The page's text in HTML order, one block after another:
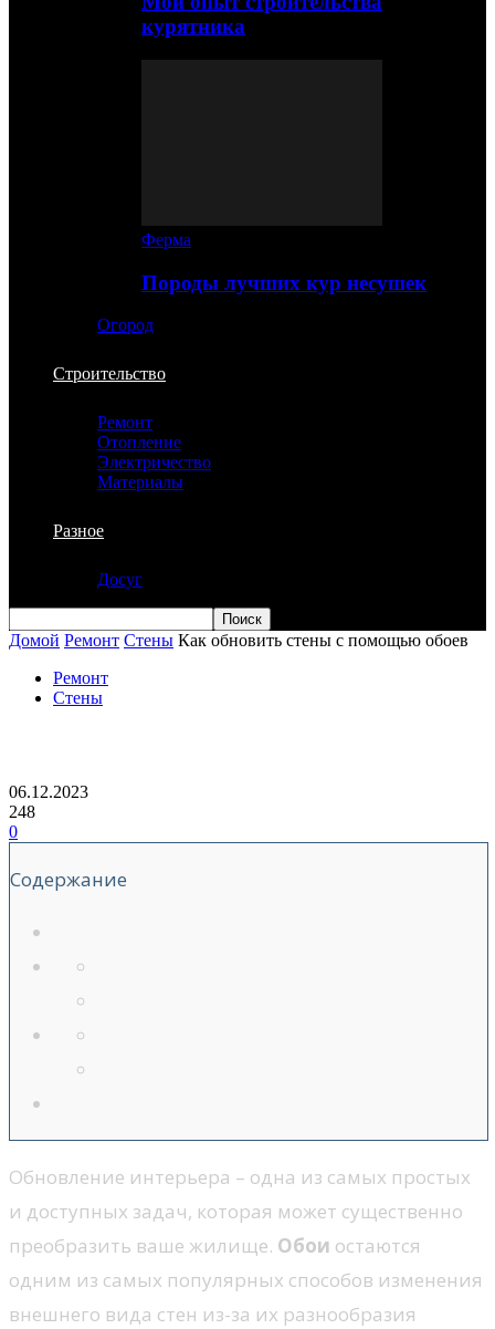
курятника
Ферма
Породы лучших кур несушек
Огород
Строительство
Ремонт
Отопление
Электричество
Материалы
Разное
Досуг
Домой Ремонт Стены Как обновить стены с помощью обоев
Ремонт
Стены
06.12.2023
248
0
Содержание
Обновление интерьера – одна из самых простых
и доступных задач, которая может существенно
преобразить ваше жилище. Обои остаются
одним из самых популярных способов изменения
внешнего вида стен из-за их разнообразия